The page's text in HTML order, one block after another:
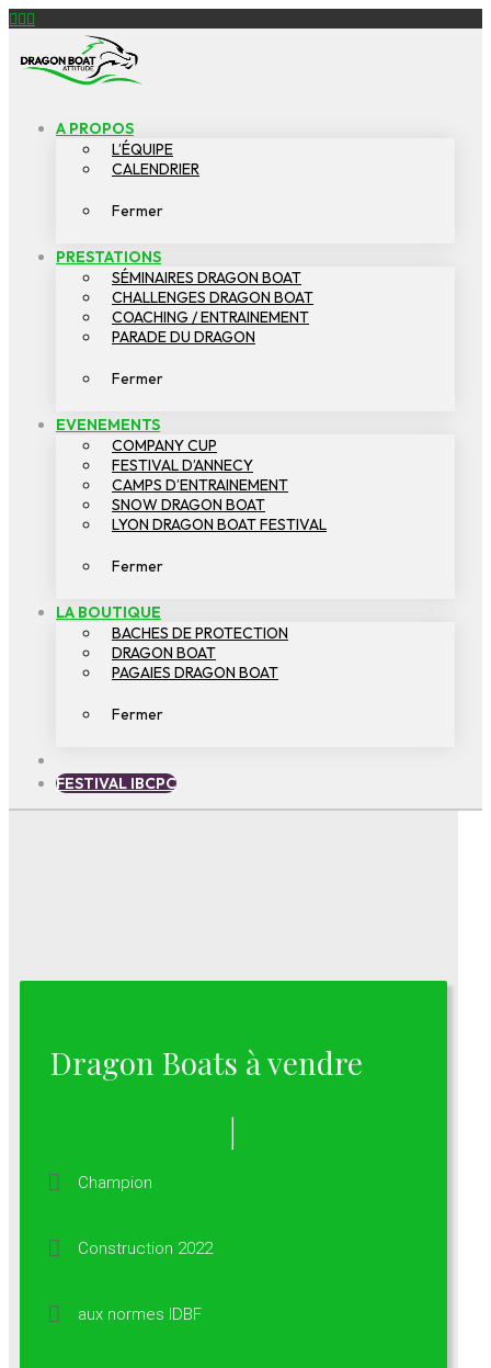
Facebook
YouTube
DRAGON
BOAT
ATTITUDE
A PROPOS
L’ÉQUIPE
CALENDRIER
Fermer
PRESTATIONS
SÉMINAIRES DRAGON BOAT
CHALLENGES DRAGON BOAT
COACHING / ENTRAINEMENT
PARADE DU DRAGON
Fermer
EVENEMENTS
COMPANY CUP
FESTIVAL D’ANNECY
CAMPS D’ENTRAINEMENT
SNOW DRAGON BOAT
LYON DRAGON BOAT FESTIVAL
Fermer
LA BOUTIQUE
BACHES DE PROTECTION
DRAGON BOAT
PAGAIES DRAGON BOAT
Fermer
FESTIVAL IBCPC
Dragon Boats à vendre
Champion
Construction 2022
aux normes IDBF